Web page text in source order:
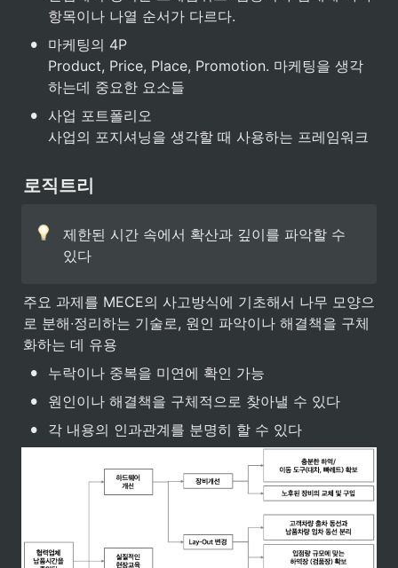
항목이나 나열 순서가 다르다.
•
마케팅의 4P
Product, Price, Place, Promotion. 마케팅을 생각
하는데 중요한 요소들
• 사업 포트폴리오
사업의 포지셔닝을 생각할 때 사용하는 프레임워크
로직트리
제한된 시간 속에서 확산과 깊이를 파악할 수
있다
주요 과제를 MECE의 사고방식에 기초해서 나무 모양으
로 분해∙정리하는 기술로, 원인 파악이나 해결책을 구체
화하는 데 유용
• 누락이나 중복을 미연에 확인 가능
• 원인이나 해결책을 구체적으로 찾아낼 수 있다
• 각 내용의 인과관계를 분명히 할 수 있다